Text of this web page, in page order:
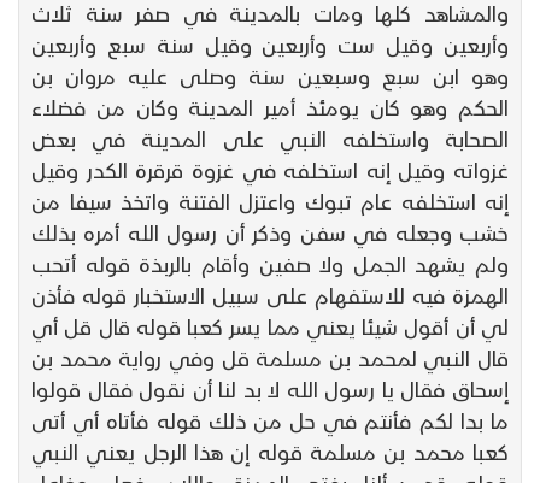
والمشاهد كلها ومات بالمدينة في صفر سنة ثلاث
وأربعين وقيل ست وأربعين وقيل سنة سبع وأربعين
وهو ابن سبع وسبعين سنة وصلى عليه مروان بن
الحكم وهو كان يومئذ أمير المدينة وكان من فضلاء
الصحابة واستخلفه النبي على المدينة في بعض
غزواته وقيل إنه استخلفه في غزوة قرقرة الكدر وقيل
إنه استخلفه عام تبوك واعتزل الفتنة واتخذ سيفا من
خشب وجعله في سفن وذكر أن رسول الله أمره بذلك
ولم يشهد الجمل ولا صفين وأقام بالربذة قوله أتحب
الهمزة فيه للاستفهام على سبيل الاستخبار قوله فأذن
لي أن أقول شيئا يعني مما يسر كعبا قوله قال قل أي
قال النبي لمحمد بن مسلمة قل وفي رواية محمد بن
إسحاق فقال يا رسول الله لا بد لنا أن نقول فقال قولوا
ما بدا لكم فأنتم في حل من ذلك قوله فأتاه أي أتى
كعبا محمد بن مسلمة قوله إن هذا الرجل يعني النبي